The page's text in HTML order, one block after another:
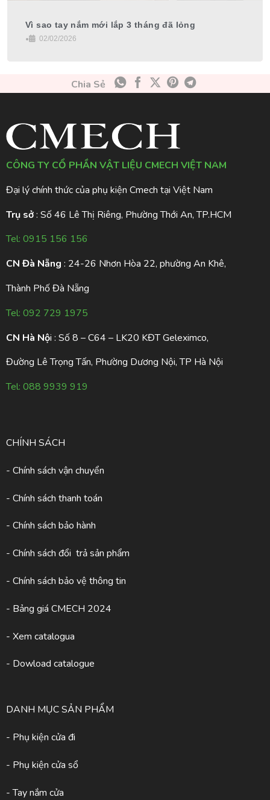
Vì sao tay nắm mới lắp 3 tháng đã lỏng
•
02/02/2026
Chia Sẻ
CÔNG TY CỔ PHẦN VẬT LIỆU CMECH VIỆT NAM
Đại lý chính thức của phụ kiện Cmech tại Việt Nam
Trụ sở: Số 46 Lê Thị Riêng, Phường Thới An, TP.HCM
Tel: 0915 156 156
CN Đà Nẵng : 24-26 Nhơn Hòa 22, phường An Khê,
Thành Phố Đà Nẵng
Tel: 092 729 1975
CN Hà Nội : Số 8 – C64 – LK20 KĐT Geleximco,
Đường Lê Trọng Tấn, Phường Dương Nội, TP Hà Nội
Tel: 088 9939 919
CHÍNH SÁCH
- Chính sách vận chuyển
- Chính sách thanh toán
- Chính sách bảo hành
- Chính sách đổi trả sản phẩm
- Chính sách bảo vệ thông tin
- Bảng giá CMECH 2024
- Xem catalogua
- Dowload catalogue
DANH MỤC SẢN PHẨM
- Phụ kiện cửa đi
- Phụ kiện cửa sổ
- Tay nắm cửa